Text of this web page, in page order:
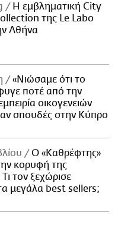
Η εμβληματική City
της Le Labo
Αθήνα
«Νιώσαμε ότι το
ποτέ από την
οικογενειών
σπουδές στην Κύπρο
Ο «Καθρέφτης»
κορυφή της
τον ξεχώρισε
μεγάλα best sellers;